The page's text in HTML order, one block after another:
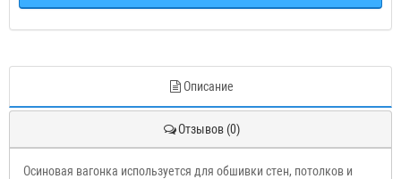
Описание
Отзывов (0)
Осиновая вагонка используется для обшивки стен, потолков и